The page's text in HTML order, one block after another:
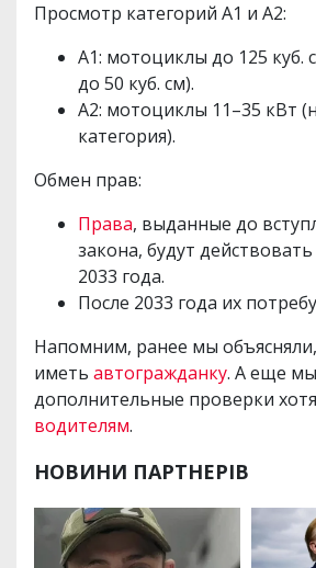
Просмотр категорий A1 и A2:
A1: мотоциклы до 125 куб.
до 50 куб. см).
A2: мотоциклы 11–35 кВт
категория).
Обмен прав:
Права, выданные до
закона, будут
2033 года.
После 2033 года их
Напомним, ранее мы
иметь автогражданку. А еще
дополнительные проверки
водителям.